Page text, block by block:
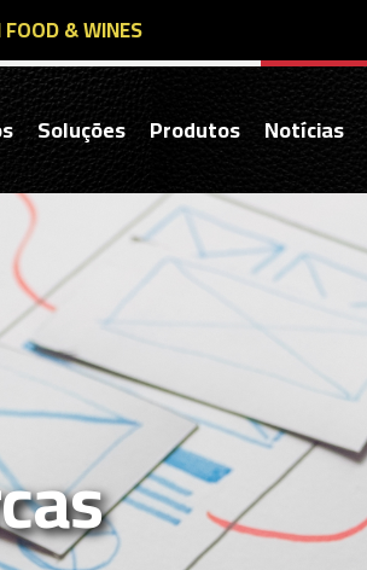
& WINES
Soluções Produtos Notícias